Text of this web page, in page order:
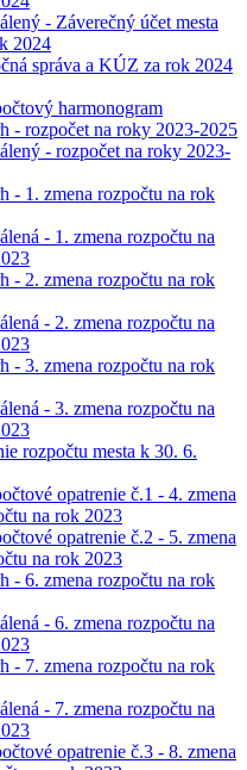
- Záverečný účet mesta
2024
správa a KÚZ za rok 2024
harmonogram
- rozpočet na roky 2023-2025
- rozpočet na roky 2023-
- 1. zmena rozpočtu na rok
- 1. zmena rozpočtu na
- 2. zmena rozpočtu na rok
- 2. zmena rozpočtu na
- 3. zmena rozpočtu na rok
- 3. zmena rozpočtu na
rozpočtu mesta k 30. 6.
opatrenie č.1 - 4. zmena
na rok 2023
opatrenie č.2 - 5. zmena
na rok 2023
- 6. zmena rozpočtu na rok
- 6. zmena rozpočtu na
- 7. zmena rozpočtu na rok
- 7. zmena rozpočtu na
opatrenie č.3 - 8. zmena